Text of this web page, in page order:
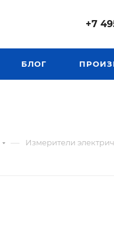
+7
БЛОГ
— Измерители